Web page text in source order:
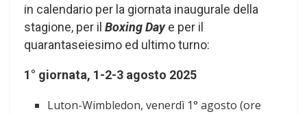
in calendario per la giornata inaugurale della
stagione, per il Boxing Daye per il
quarantaseiesimo ed ultimo turno:
1° giornata, 1-2-3 agosto 2025
Luton-Wimbledon, venerdì 1° agosto (ore